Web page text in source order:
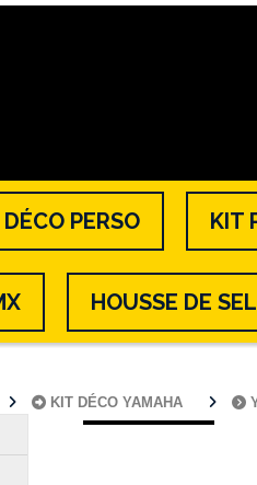
PERSO KIT
HOUSSE DE
KIT DÉCO YAMAHA